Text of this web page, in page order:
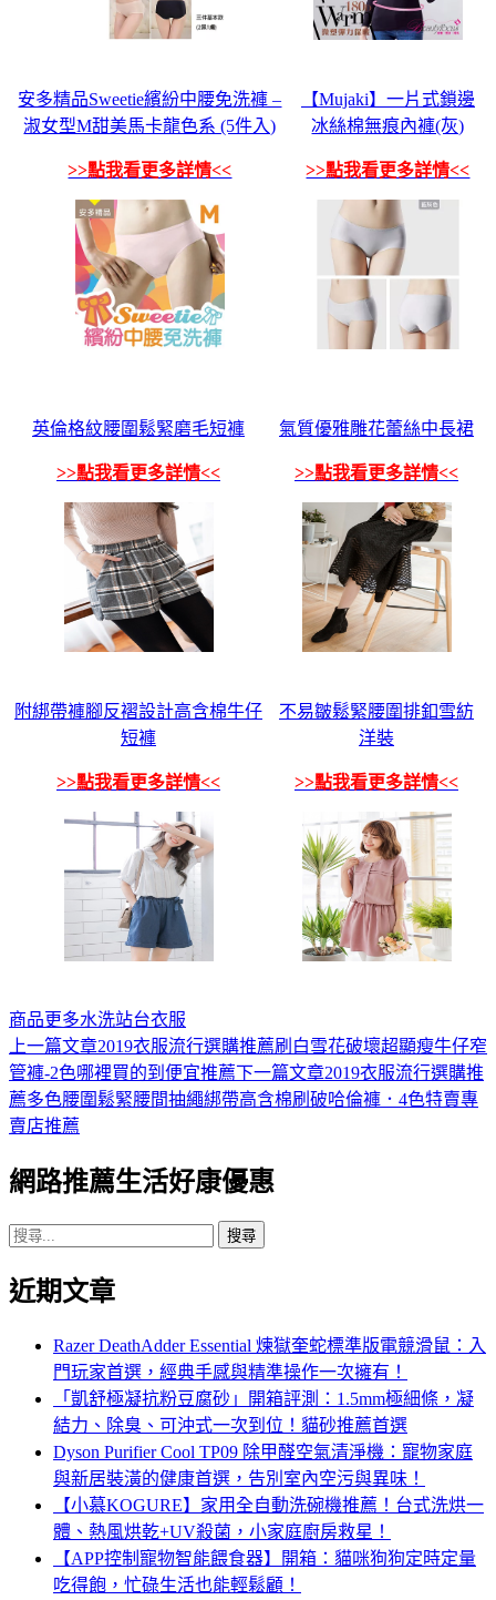
安多精品Sweetie繽紛中腰免洗褲 –
淑女型M甜美馬卡龍色系 (5件入)
>>點我看更多詳情<<
【Mujaki】一片式鎖邊
冰絲棉無痕內褲(灰)
>>點我看更多詳情<<
英倫格紋腰圍鬆緊磨毛短褲
>>點我看更多詳情<<
氣質優雅雕花蕾絲中長裙
>>點我看更多詳情<<
附綁帶褲腳反褶設計高含棉牛仔
短褲
>>點我看更多詳情<<
不易皺鬆緊腰圍排釦雪紡
洋裝
>>點我看更多詳情<<
商品更多水洗站台衣服
文
章
導
覽
上一篇文章2019衣服流行選購推薦刷白雪花破壞超顯瘦牛仔窄
管褲-2色哪裡買的到便宜推薦下一篇文章2019衣服流行選購推
薦多色腰圍鬆緊腰間抽繩綁帶高含棉刷破哈倫褲．4色特賣專
賣店推薦
網路推薦生活好康優惠
搜
關
近期文章
Razer DeathAdder Essential 煉獄奎蛇標準版電競滑鼠：入
門玩家首選，經典手感與精準操作一次擁有！
「凱舒極凝抗粉豆腐砂」開箱評測：1.5mm極細條，凝
結力、除臭、可沖式一次到位！貓砂推薦首選
Dyson Purifier Cool TP09 除甲醛空氣清淨機：寵物家庭
與新居裝潢的健康首選，告別室內空污與異味！
【小慕KOGURE】家用全自動洗碗機推薦！台式洗烘一
體、熱風烘乾+UV殺菌，小家庭廚房救星！
【APP控制寵物智能餵食器】開箱：貓咪狗狗定時定量
吃得飽，忙碌生活也能輕鬆顧！